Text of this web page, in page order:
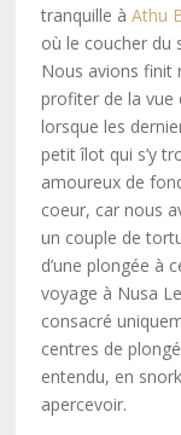
tranquille àAthu
où le coucher du
Nous avions finit
profiter de la vue
lorsque les
petit îlot qui s’y
amoureux de
coeur, car nous
un couple de
d’une plongée à
voyage à Nusa
consacré
centres de
entendu, en
apercevoir.